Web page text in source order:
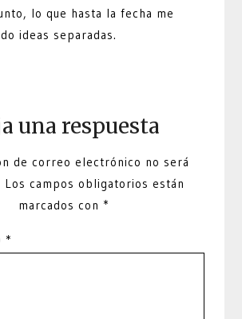
lo que hasta la fecha me
ideas separadas.
una respuesta
de correo electrónico no será
Los campos obligatorios están
marcados con *
*